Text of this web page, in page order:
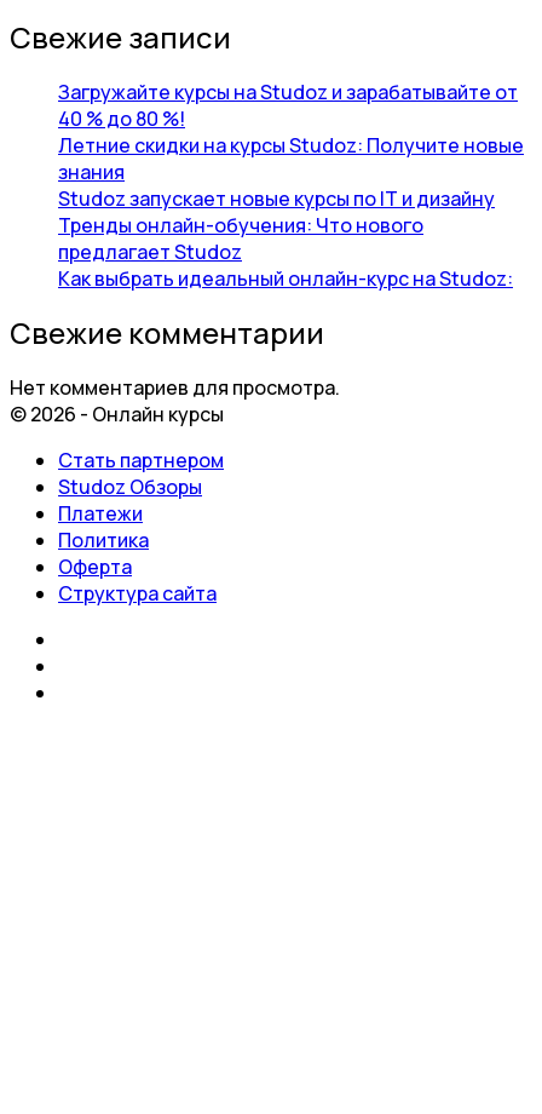
Свежие записи
Загружайте курсы на Studoz и зарабатывайте от
40 % до 80 %!
Летние скидки на курсы Studoz: Получите новые
знания
Studoz запускает новые курсы по IT и дизайну
Тренды онлайн-обучения: Что нового
предлагает Studoz
Как выбрать идеальный онлайн-курс на Studoz:
Свежие комментарии
Нет комментариев для просмотра.
© 2026 - Онлайн курсы
Стать партнером
Studoz Обзоры
Платежи
Политика
Оферта
Структура сайта